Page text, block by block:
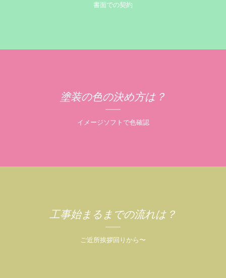
書面での契約
塗装の色の決め方は？
イメージソフトで色確認
工事始まるまでの流れは？
ご近所挨拶回りから〜